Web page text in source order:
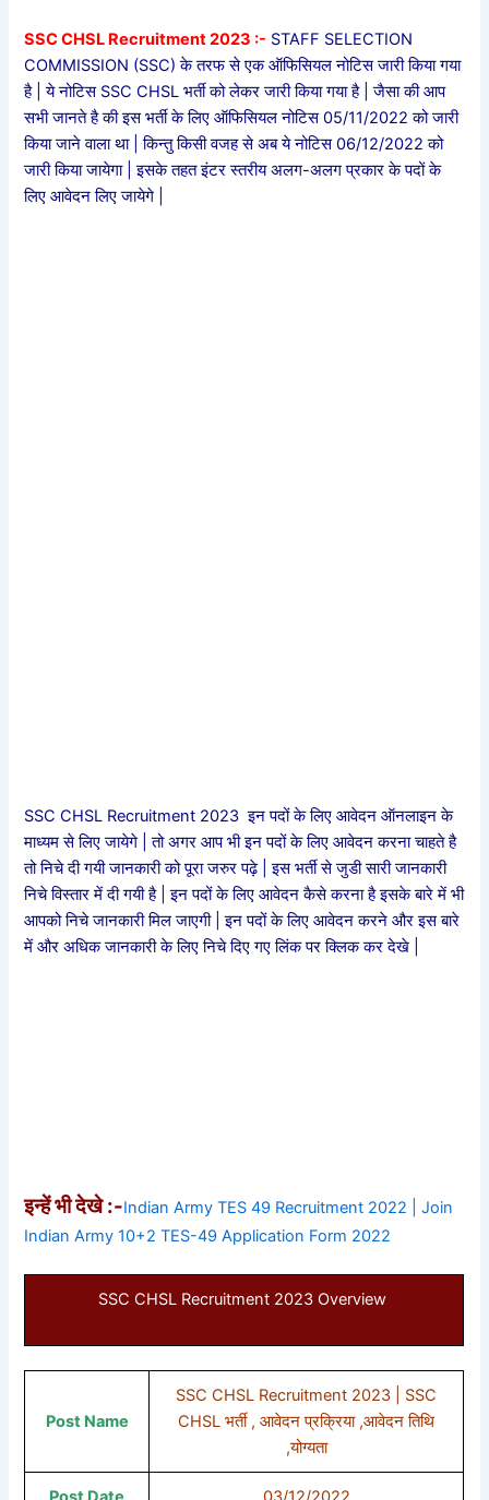
SSC CHSL Recruitment 2023 :- STAFF SELECTION
COMMISSION (SSC) के तरफ से एक ऑफिसियल नोटिस जारी किया गया
है | ये नोटिस SSC CHSL भर्ती को लेकर जारी किया गया है | जैसा की आप
सभी जानते है की इस भर्ती के लिए ऑफिसियल नोटिस 05/11/2022 को जारी
किया जाने वाला था | किन्तु किसी वजह से अब ये नोटिस 06/12/2022 को
जारी किया जायेगा | इसके तहत इंटर स्तरीय अलग-अलग प्रकार के पदों के
लिए आवेदन लिए जायेगे |
SSC CHSL Recruitment 2023 इन पदों के लिए आवेदन ऑनलाइन के
माध्यम से लिए जायेगे | तो अगर आप भी इन पदों के लिए आवेदन करना चाहते है
तो निचे दी गयी जानकारी को पूरा जरुर पढ़े | इस भर्ती से जुडी सारी जानकारी
निचे विस्तार में दी गयी है | इन पदों के लिए आवेदन कैसे करना है इसके बारे में भी
आपको निचे जानकारी मिल जाएगी | इन पदों के लिए आवेदन करने और इस बारे
में और अधिक जानकारी के लिए निचे दिए गए लिंक पर क्लिक कर देखे |
इन्हें भी देखे :-Indian Army TES 49 Recruitment 2022 | Join
Indian Army 10+2 TES-49 Application Form 2022
SSC CHSL Recruitment 2023 Overview
Post Name
SSC CHSL Recruitment 2023 | SSC
CHSL भर्ती , आवेदन प्रक्रिया ,आवेदन तिथि
,योग्यता